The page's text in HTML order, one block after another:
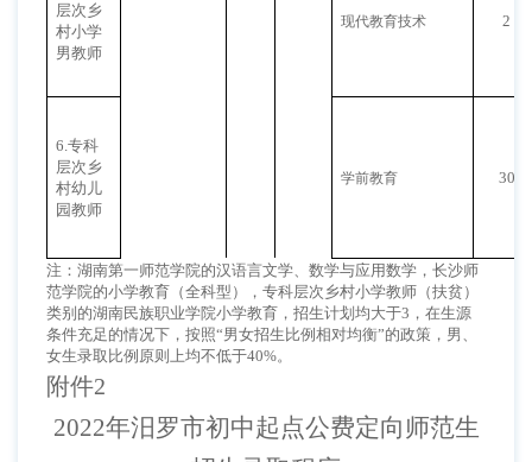
层次乡
村小学
男教师
现代教育技术 2
6.专科
层次乡
村幼儿
园教师
学前教育 30
注：湖南第一师范学院的汉语言文学、数学与应用数学，长沙师
范学院的小学教育（全科型），专科层次乡村小学教师（扶贫）
类别的湖南民族职业学院小学教育，招生计划均大于3，在生源
条件充足的情况下，按照“男女招生比例相对均衡”的政策，男、
女生录取比例原则上均不低于40%。
附件2
2022年汨罗市初中起点公费定向师范生